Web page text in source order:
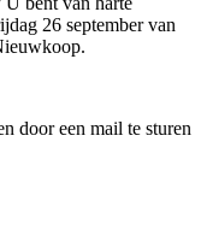
26 september van
door een mail te sturen